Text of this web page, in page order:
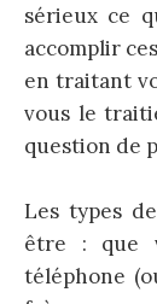
sérieux ce
accomplir
en traitant
vous le
question de
Les types
être : que
téléphone